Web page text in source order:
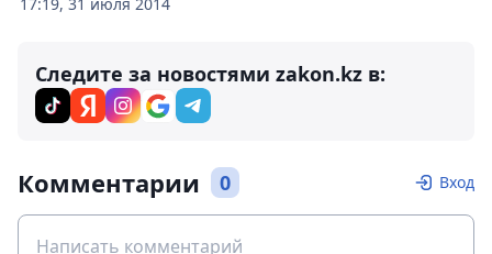
Следите за новостями zakon.kz в:
Комментарии 0 Вход